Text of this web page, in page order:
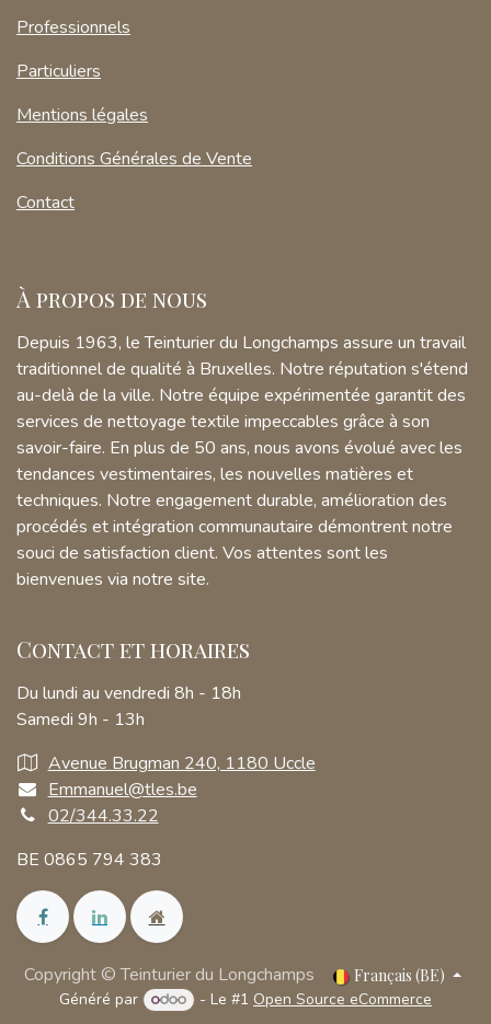
Professionnels
Particuliers
Mentions légales
Conditions Générales de Vente
Contact
À propos de nous
Depuis 1963, le Teinturier du Longchamps assure un travail
traditionnel de qualité à Bruxelles. Notre réputation s'étend
au-delà de la ville. Notre équipe expérimentée garantit des
services de nettoyage textile impeccables grâce à son
savoir-faire. En plus de 50 ans, nous avons évolué avec les
tendances vestimentaires, les nouvelles matières et
techniques. Notre engagement durable, amélioration des
procédés et intégration communautaire démontrent notre
souci de satisfaction client. Vos attentes sont les
bienvenues via notre site.
Contact et horaires
Du lundi au vendredi 8h - 18h
Samedi 9h - 13h
Avenue Brugman 240, 1180 Uccle
Emmanuel@tles.be
02/344.33.22
BE 0865 794 383
Copyright © Teinturier du Longchamps
Français (BE)
Généré par
- Le #1 Open Source eCommerce